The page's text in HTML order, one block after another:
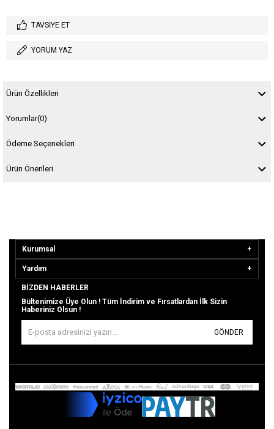
TAVSIYE ET
YORUM YAZ
Ürün Özellikleri
Yorumlar(0)
Ödeme Seçenekleri
Ürün Önerileri
Kurumsal
Yardım
BIZDEN HABERLER
Bültenimize Üye Olun ! Tüm İndirim ve Fırsatlardan İlk Sizin
Haberiniz Olsun !
GÖNDER